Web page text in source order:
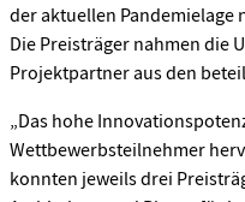
der aktuellen Pandemielage
Die Preisträger nahmen die
Projektpartner aus den
„Das hohe
Wettbewerbsteilnehmer
konnten jeweils drei